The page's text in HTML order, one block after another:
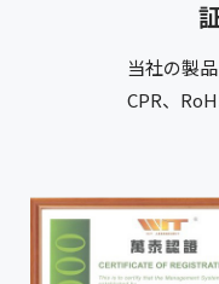
当社の製
CPR、